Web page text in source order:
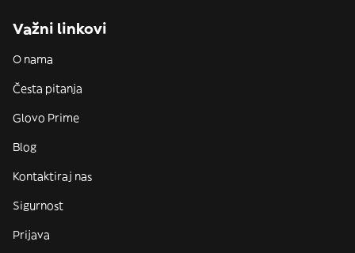
Važni linkovi
O nama
Česta pitanja
Glovo Prime
Blog
Kontaktiraj nas
Sigurnost
Prijava